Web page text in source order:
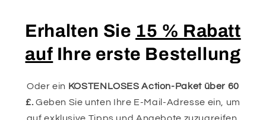
Erhalten Sie 15 % Rabatt
auf Ihre erste Bestellung
Oder ein KOSTENLOSES Action-Paket über 60
£. Geben Sie unten Ihre E-Mail-Adresse ein, um